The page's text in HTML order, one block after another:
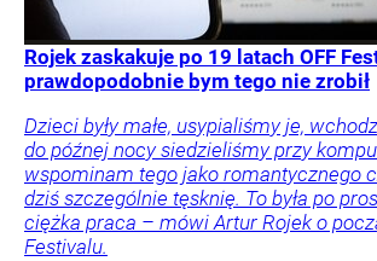
Rojek zaskakuje po 19 latach OFF
prawdopodobnie bym tego nie zrobił
Dzieci były małe, usypialiśmy je,
do późnej nocy siedzieliśmy przy
wspominam tego jako romantycznego
dziś szczególnie tęsknię. To była po
ciężka praca – mówi Artur Rojek o
Festivalu.